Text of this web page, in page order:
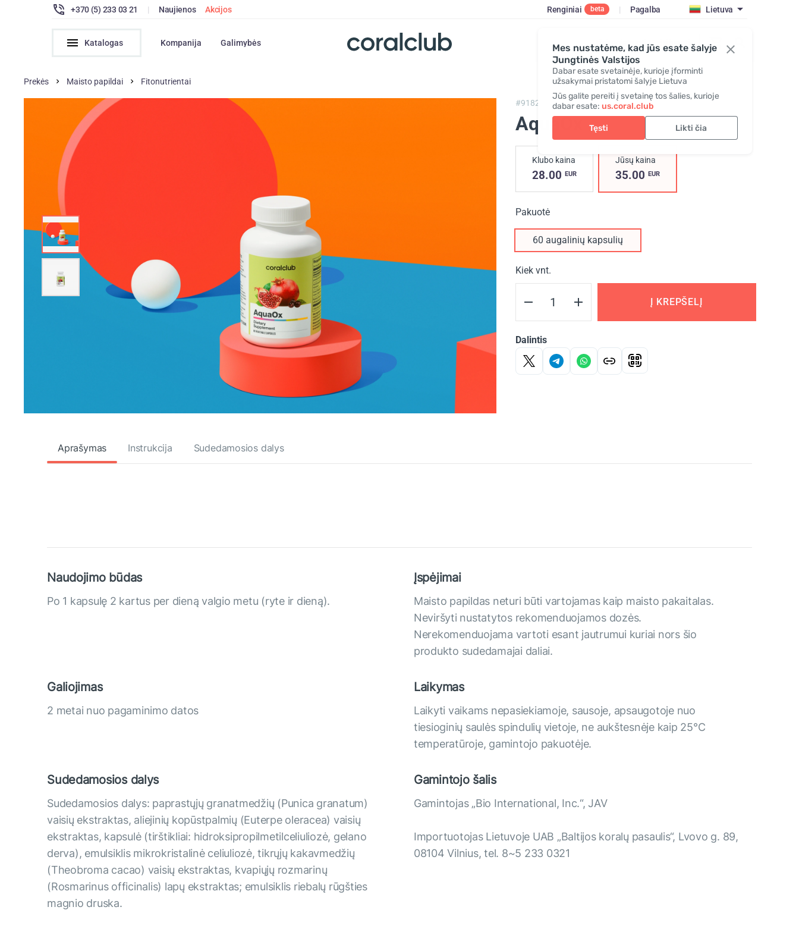
Mes nustatėme, kad jūs esate šalyje
Jungtinės Valstijos
Dabar esate svetainėje, kurioje įforminti
užsakymai pristatomi šalyje Lietuva
Jūs galite pereiti į svetainę tos šalies, kurioje
dabar esate: us.coral.club
Tęsti Likti čia
+370 (5) 233 03 21 | Naujienos Akcijos Renginiai beta | Pagalba Lietuva
Katalogas Kompanija Galimybės Užsiregistruoti / Prisijungti
Prekės Maisto papildai Fitonutrientai
#91829, AquaOx
AquaOx
Klubo kaina
28.00 EUR
Jūsų kaina
35.00 EUR
Pakuotė
60 augalinių kapsulių
Kiek vnt.
Į KREPŠELĮ
Dalintis
Aprašymas Instrukcija Sudedamosios dalys
Naudojimo būdas
Po 1 kapsulę 2 kartus per dieną valgio metu (ryte ir dieną).
Įspėjimai
Maisto papildas neturi būti vartojamas kaip maisto pakaitalas.
Neviršyti nustatytos rekomenduojamos dozės.
Nerekomenduojama vartoti esant jautrumui kuriai nors šio
produkto sudedamajai daliai.
Galiojimas
2 metai nuo pagaminimo datos
Laikymas
Laikyti vaikams nepasiekiamoje, sausoje, apsaugotoje nuo
tiesioginių saulės spindulių vietoje, ne aukštesnėje kaip 25°C
temperatūroje, gamintojo pakuotėje.
Sudedamosios dalys
Sudedamosios dalys: paprastųjų granatmedžių (Punica granatum)
vaisių ekstraktas, aliejinių kopūstpalmių (Euterpe oleracea) vaisių
ekstraktas, kapsulė (tirštikliai: hidroksipropilmetilceliuliozė, gelano
derva), emulsiklis mikrokristalinė celiuliozė, tikrųjų kakavmedžių
(Theobroma cacao) vaisių ekstraktas, kvapiųjų rozmarinų
(Rosmarinus officinalis) lapų ekstraktas; emulsiklis riebalų rūgšties
magnio druska.
Gamintojo šalis
Gamintojas „Bio International, Inc.“, JAV
Importuotojas Lietuvoje UAB „Baltijos koralų pasaulis“, Lvovo g. 89,
08104 Vilnius, tel. 8~5 233 0321